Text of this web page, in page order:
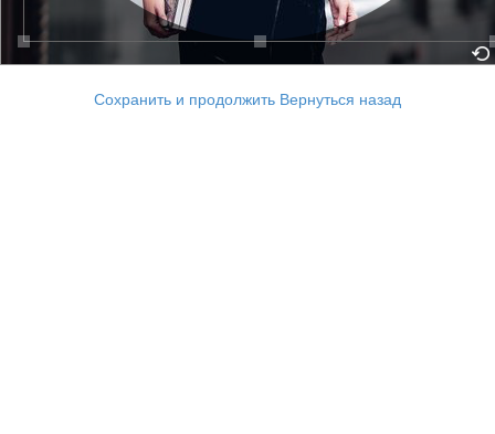
Сохранить и продолжить Вернуться назад